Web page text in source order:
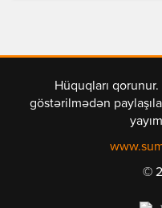
Hüquqları
göstərilmədən
©